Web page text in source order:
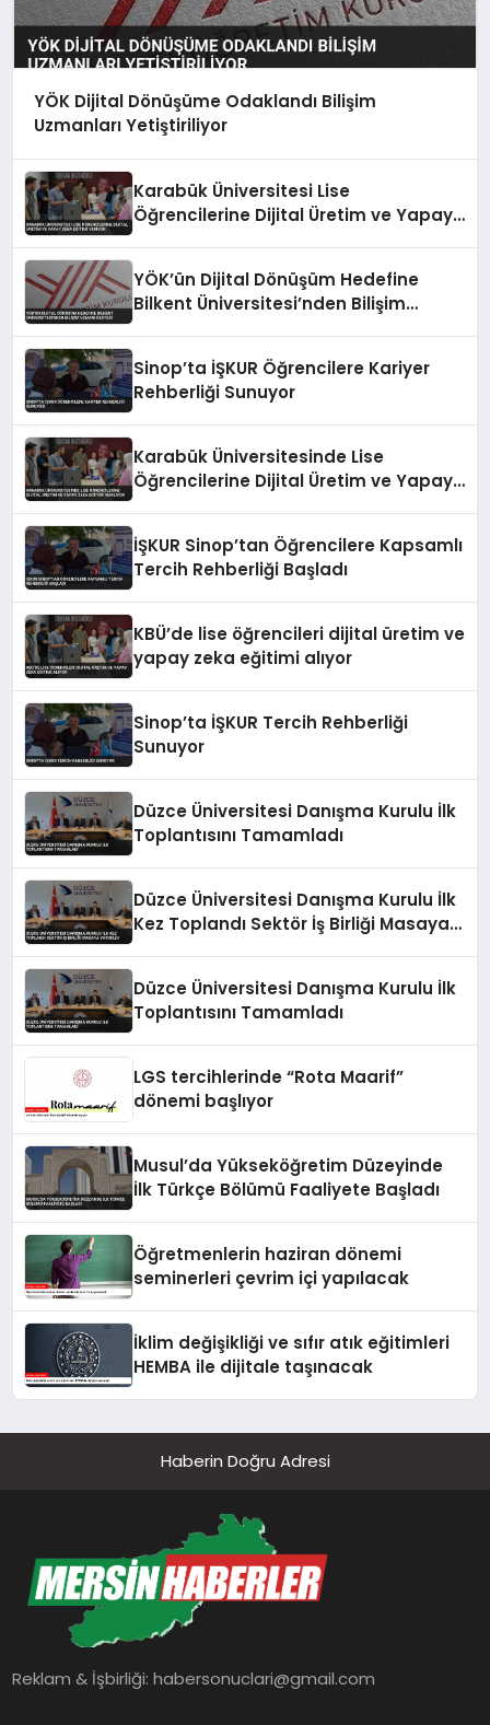
YÖK Dijital Dönüşüme Odaklandı Bilişim
Uzmanları Yetiştiriliyor
Karabük Üniversitesi Lise
Öğrencilerine Dijital Üretim ve Yapay
YÖK’ün Dijital Dönüşüm Hedefine
Bilkent Üniversitesi’nden Bilişim
Sinop’ta İŞKUR Öğrencilere Kariyer
Rehberliği Sunuyor
Karabük Üniversitesinde Lise
Öğrencilerine Dijital Üretim ve Yapay
İŞKUR Sinop’tan Öğrencilere Kapsamlı
Tercih Rehberliği Başladı
KBÜ’de lise öğrencileri dijital üretim ve
yapay zeka eğitimi alıyor
Sinop’ta İŞKUR Tercih Rehberliği
Sunuyor
Düzce Üniversitesi Danışma Kurulu İlk
Toplantısını Tamamladı
Düzce Üniversitesi Danışma Kurulu İlk
Kez Toplandı Sektör İş Birliği Masaya
Düzce Üniversitesi Danışma Kurulu İlk
Toplantısını Tamamladı
LGS tercihlerinde “Rota Maarif”
dönemi başlıyor
Musul’da Yükseköğretim Düzeyinde
İlk Türkçe Bölümü Faaliyete Başladı
Öğretmenlerin haziran dönemi
seminerleri çevrim içi yapılacak
İklim değişikliği ve sıfır atık eğitimleri
HEMBA ile dijitale taşınacak
Haberin Doğru Adresi
Reklam & İşbirliği:habersonuclari@gmail.com